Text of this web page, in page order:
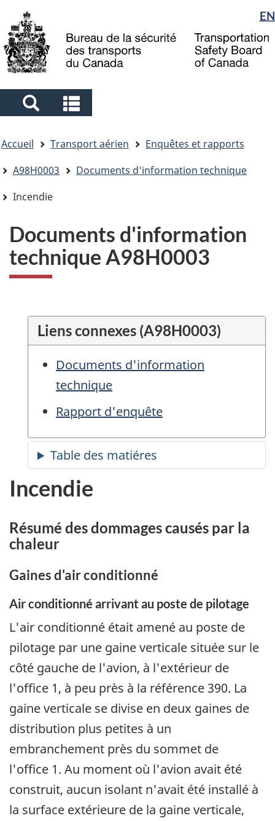
to
main
to
"About
government"
à
la
Sélection
de
la
langue
EN
Search
and
menus
and
menus
êtes
ici
Accueil Transport aérien
Enquêtes et rapports
A98H0003
Documents d'information technique
Incendie
Documents d'information
technique A98H0003
Liens connexes (A98H0003)
Documents d'information
technique
Rapport d'enquête
Incendie
Résumé des dommages causés par la
chaleur
Gaines d'air conditionné
Air conditionné arrivant au poste de pilotage
L'air conditionné était amené au poste de
pilotage par une gaine verticale située sur le
côté gauche de l'avion, à l'extérieur de
l'office 1, à peu près à la référence 390. La
gaine verticale se divise en deux gaines de
distribution plus petites à un
embranchement près du sommet de
l'office 1. Au moment où l'avion avait été
construit, aucun isolant n'avait été installé à
la surface extérieure de la gaine verticale,